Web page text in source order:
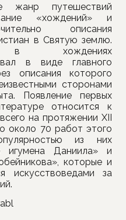
жанр путешествий
«хождений» и
описания
в Святую землю.
хождениях
в виде главного
описания которого
сторонами
Появление первых
относится к
на протяжении XII
около 70 работ этого
из них
игумена Даниила» и
которые и
искусствоведами за